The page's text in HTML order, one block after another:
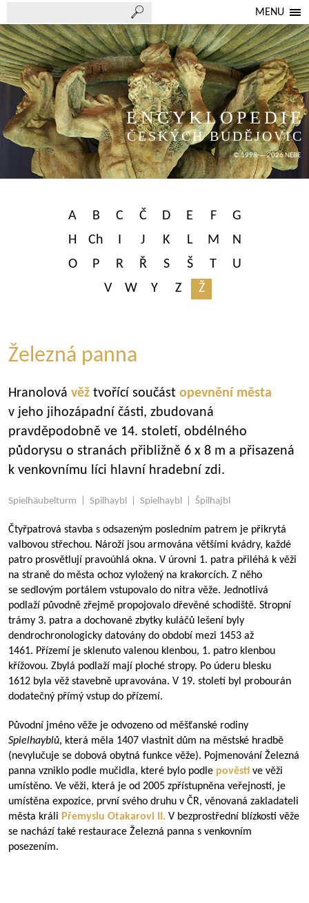
MENU
ENCYKLOPEDIE
ČESKÝCH BUDĚJOVIC
© 1998 — 2026 NEBE
A B C Č D E F
G
H
Ch I J K L M
N
O
P R Ř S Š T
U
V
W Y Z Ž
Železná panna
Hranolová věž tvořící součást opevnění města
v jeho jihozápadní části, zbudovaná
pravděpodobně ve 14. století, obdélného
půdorysu o stranách přibližně 6 x 8 m a přisazená
k venkovnímu líci hlavní hradební zdi.
Spielhäubelturm | Spilhaybl | Spielhaybl | Špilhajbl
Čtyřpatrová stavba s odsazeným posledním patrem je přikrytá
valbovou střechou. Nároží jsou armována většími kvádry, každé
patro prosvětlují pravoúhlá okna. V úrovni 1. patra přiléhá k věži
na straně do města ochoz vyložený na krakorcích. Z něho
se sedlovým portálem vstupovalo do nitra věže. Jednotlivá
podlaží původně zřejmě propojovalo dřevěné schodiště. Stropní
trámy 3. patra a dochované zbytky kuláčů lešení byly
dendrochronologicky datovány do období mezi 1453 až
1461. Přízemí je sklenuto valenou klenbou, 1. patro klenbou
křížovou. Zbylá podlaží mají ploché stropy. Po úderu blesku
1612 byla věž stavebně upravována. V 19. století byl probourán
dodatečný přímý vstup do přízemí.
Původní jméno věže je odvozeno od měšťanské rodiny
Spielhayblů, která měla 1407 vlastnit dům na městské hradbě
(nevylučuje se dobová obytná funkce věže). Pojmenování Železná
panna vzniklo podle mučidla, které bylo podle pověsti ve věži
umístěno. Ve věži, která je od 2005 zpřístupněna veřejnosti, je
umístěna expozice, první svého druhu v ČR, věnovaná zakladateli
města králi Přemyslu Otakarovi II. V bezprostřední blízkosti věže
se nachází také restaurace Železná panna s venkovním
posezením.